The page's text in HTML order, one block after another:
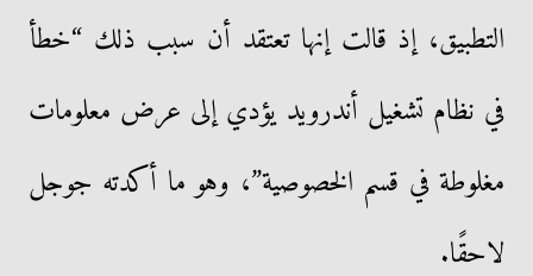
التطبيق، إذ قالت إنها تعتقد أن سبب ذلك “خطأ
في نظام تشغيل أندرويد يؤدي إلى عرض معلومات
مغلوطة في قسم الخصوصية”، وهو ما أكدته جوجل
لاحقًا.